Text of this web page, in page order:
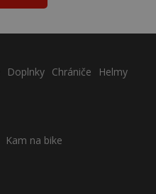
Doplnky Chrániče
Helmy
Kam na bike